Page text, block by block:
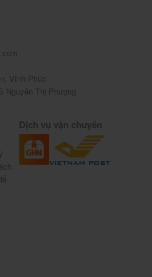
Vĩnh Phúc
Nguyễn Thị Phượng
Dịch vụ vận chuyển